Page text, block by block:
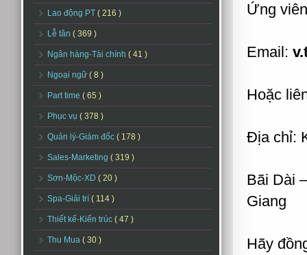
Lao động PT ( 216 )
Lễ tân ( 369 )
Ngân hàng-Tài chính ( 41 )
Ngoại ngữ ( 8 )
Part time ( 65 )
Phục vụ ( 378 )
Quản lý-Giám đốc ( 178 )
Sales-Marketing ( 319 )
Sơn-Mộc-XD ( 20 )
Spa-Giải trí ( 114 )
Thiết kế-Kiến trúc ( 47 )
Thu Mua ( 30 )
Ứng
Email:
Hoặc
Địa chỉ:
Bãi Dài
Giang
Hãy